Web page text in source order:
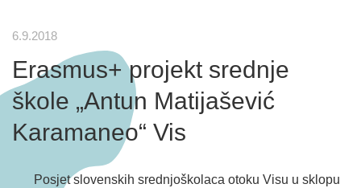
6.9.2018
Erasmus+ projekt srednje
škole „Antun Matijašević
Karamaneo“ Vis
Posjet slovenskih srednjoškolaca otoku Visu u sklopu